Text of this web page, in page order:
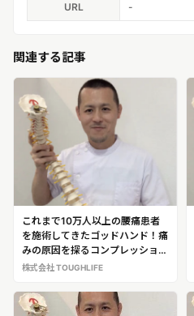
URL -
関連する記事
これまで10万人以上の腰痛患者
を施術してきたゴッドハンド！痛
みの原因を探るコンプレッション
ストレッチにより、ピンポイント
代表 埜谷 悟（のや・さとる）※
腰痛治療の専門家として、埜谷氏
株式会社 TOUGHLIFE